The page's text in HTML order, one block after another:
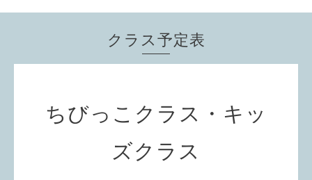
クラス予定表
ちびっこクラス・キッ
ズクラス